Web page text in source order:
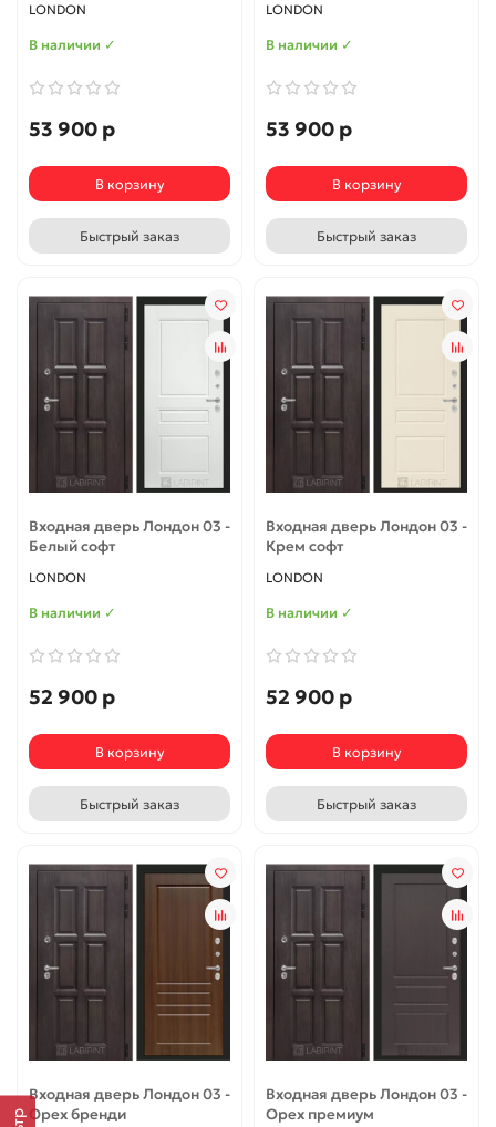
LONDON
В наличии ✓
53 900 р
В корзину
Быстрый заказ
LONDON
В наличии ✓
53 900 р
В корзину
Быстрый заказ
Входная дверь Лондон 03 -
Белый софт
LONDON
В наличии ✓
52 900 р
В корзину
Быстрый заказ
Входная дверь Лондон 03 -
Крем софт
LONDON
В наличии ✓
52 900 р
В корзину
Быстрый заказ
Входная дверь Лондон 03 -
Орех бренди
Входная дверь Лондон 03 -
Орех премиум